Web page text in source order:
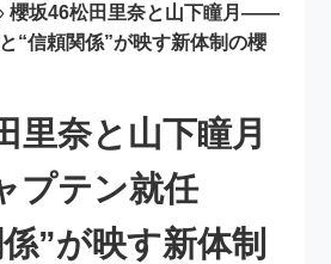
櫻坂46松田里奈と山下瞳月――
“信頼関係”が映す新体制の櫻
里奈と山下瞳月
テン就任
”が映す新体制